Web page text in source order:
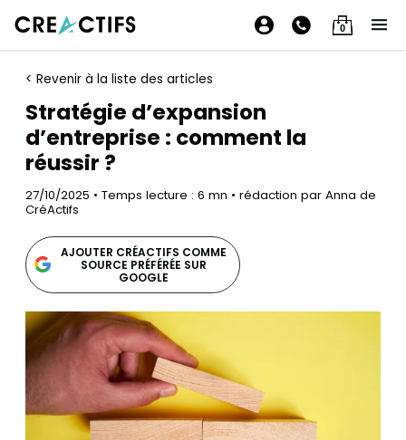
0
< Revenir à la liste des articles
Stratégie d’expansion
d’entreprise : comment la
réussir ?
27/10/2025 • Temps lecture : 6 mn • rédaction par Anna de
CréActifs
AJOUTER CRÉACTIFS COMME
SOURCE PRÉFÉRÉE SUR
GOOGLE